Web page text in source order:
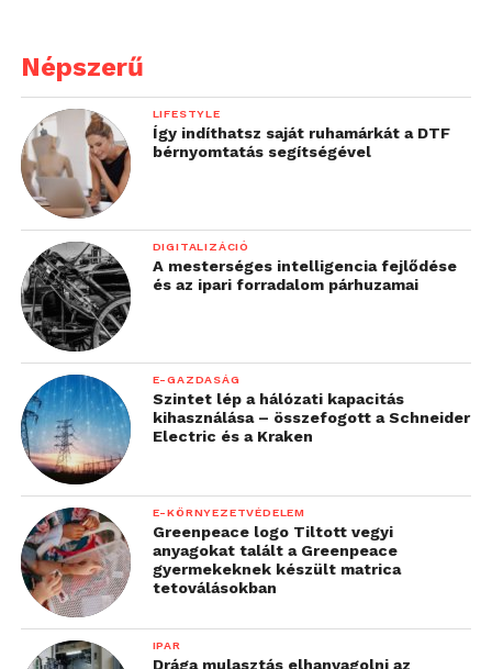
Népszerű
LIFESTYLE
Így indíthatsz saját ruhamárkát a DTF
bérnyomtatás segítségével
DIGITALIZÁCIÓ
A mesterséges intelligencia fejlődése
és az ipari forradalom párhuzamai
E-GAZDASÁG
Szintet lép a hálózati kapacitás
kihasználása – összefogott a Schneider
Electric és a Kraken
E-KÖRNYEZETVÉDELEM
Greenpeace logo Tiltott vegyi
anyagokat talált a Greenpeace
gyermekeknek készült matrica
tetoválásokban
IPAR
Drága mulasztás elhanyagolni az